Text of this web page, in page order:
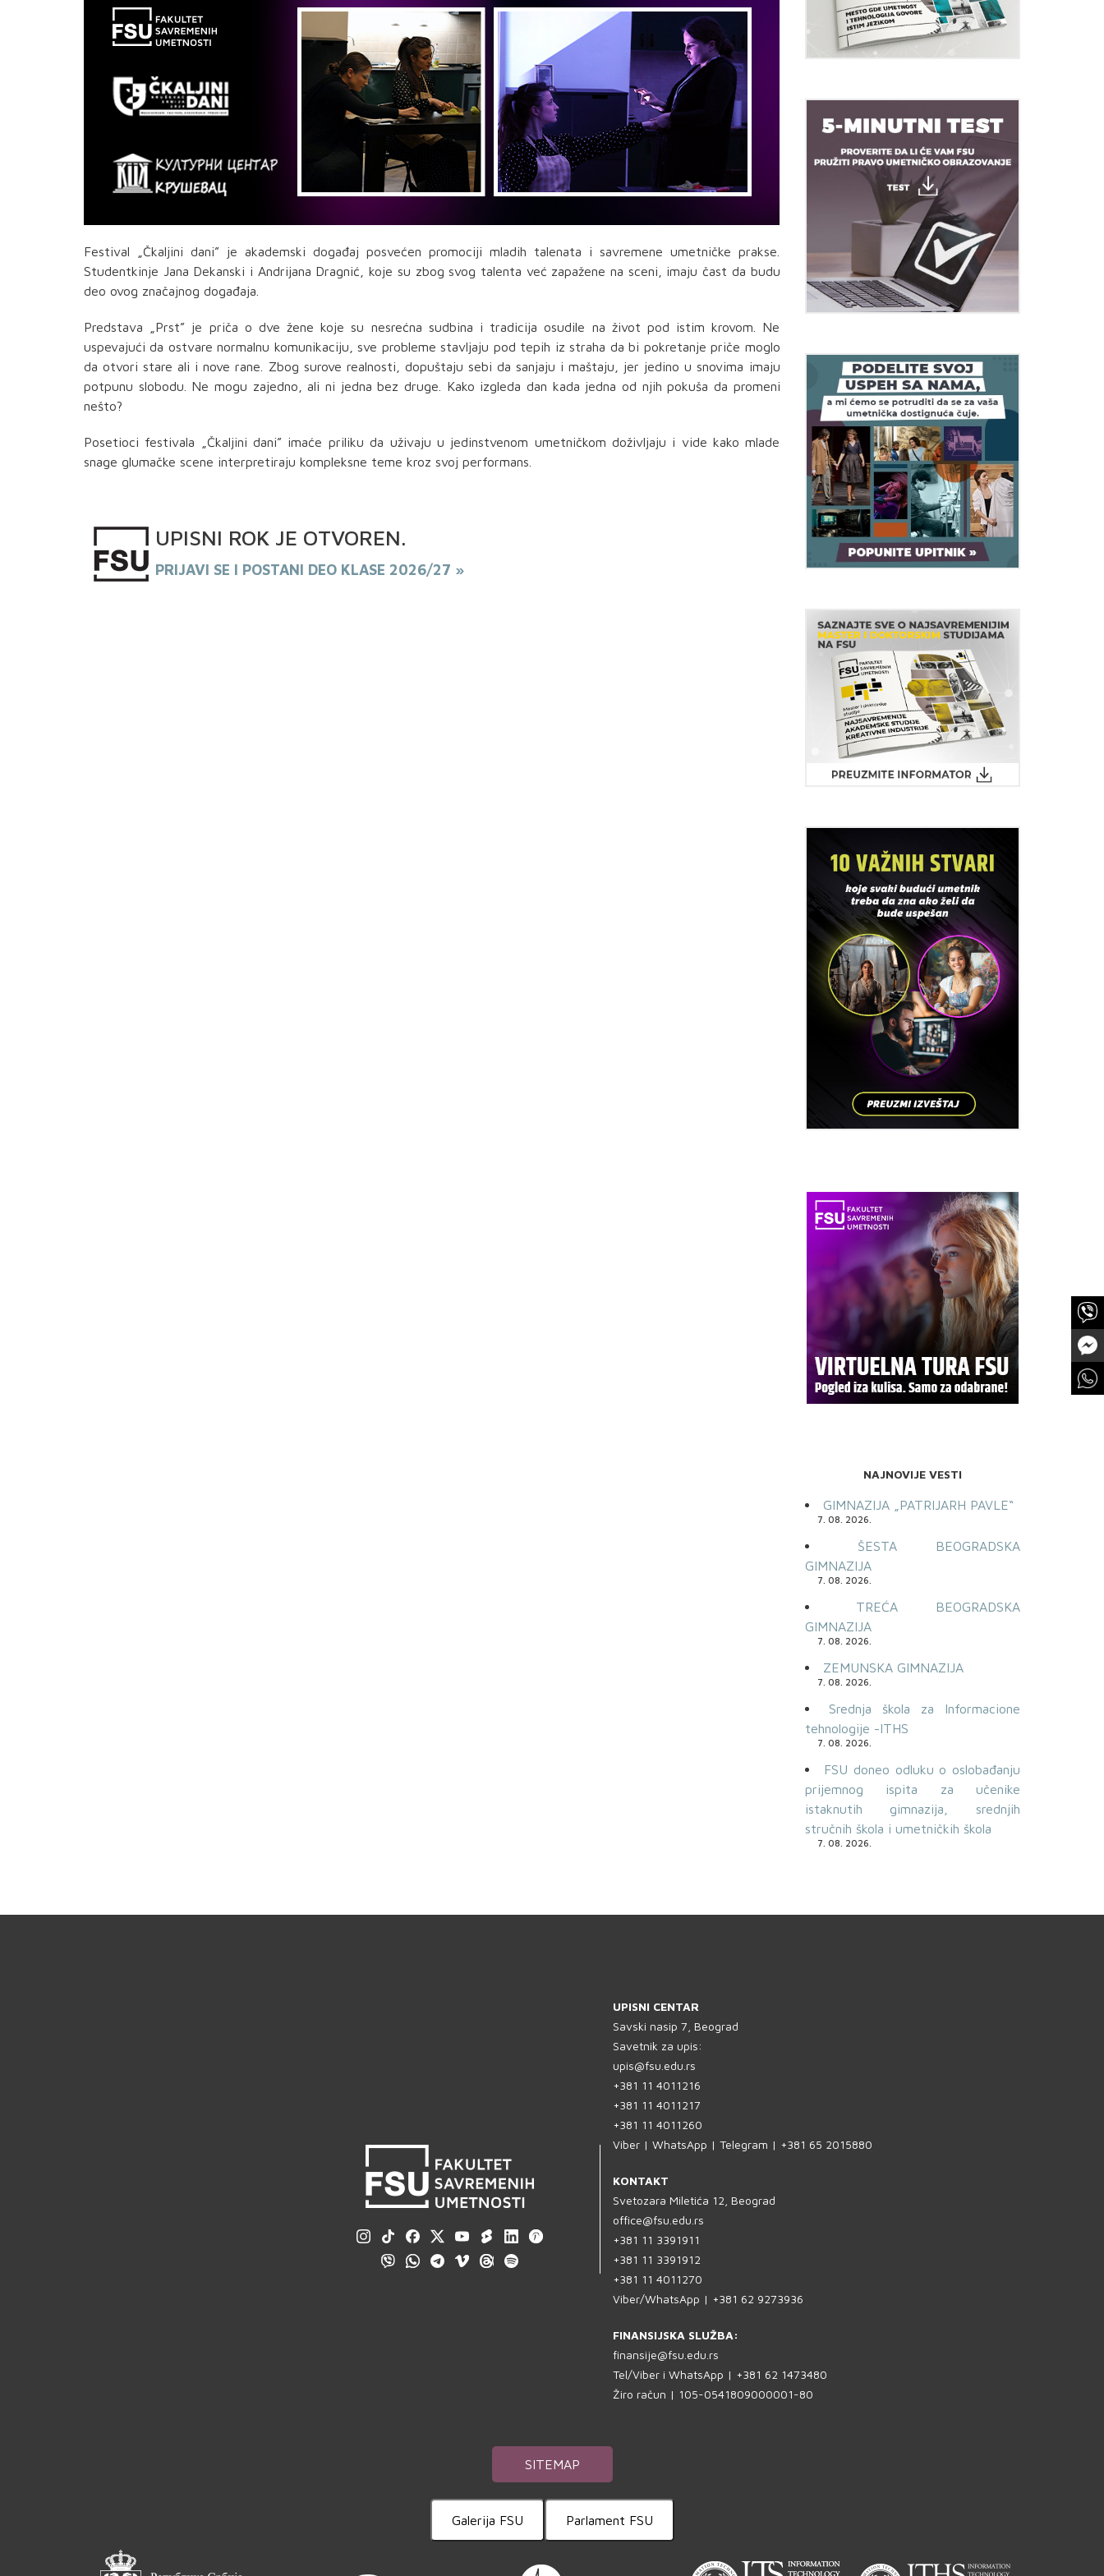
Festival „Čkaljini dani” je akademski događaj posvećen promociji mladih talenata i savremene umetničke prakse.
Studentkinje Jana Dekanski i Andrijana Dragnić, koje su zbog svog talenta već zapažene na sceni, imaju čast da budu
deo ovog značajnog događaja.
Predstava „Prst” je priča o dve žene koje su nesrećna sudbina i tradicija osudile na život pod istim krovom. Ne
uspevajući da ostvare normalnu komunikaciju, sve probleme stavljaju pod tepih iz straha da bi pokretanje priče moglo
da otvori stare ali i nove rane. Zbog surove realnosti, dopuštaju sebi da sanjaju i maštaju, jer jedino u snovima imaju
potpunu slobodu. Ne mogu zajedno, ali ni jedna bez druge. Kako izgleda dan kada jedna od njih pokuša da promeni
nešto?
Posetioci festivala „Čkaljini dani” imaće priliku da uživaju u jedinstvenom umetničkom doživljaju i vide kako mlade
snage glumačke scene interpretiraju kompleksne teme kroz svoj performans.
UPISNI ROK JE OTVOREN.
PRIJAVI SE I POSTANI DEO KLASE 2026/27 »
NAJNOVIJE VESTI
GIMNAZIJA „PATRIJARH PAVLE“
7. 08. 2026.
ŠESTA BEOGRADSKA
GIMNAZIJA
7. 08. 2026.
TREĆA BEOGRADSKA
GIMNAZIJA
7. 08. 2026.
ZEMUNSKA GIMNAZIJA
7. 08. 2026.
Srednja škola za Informacione
tehnologije -ITHS
7. 08. 2026.
FSU doneo odluku o oslobađanju
prijemnog ispita za učenike
istaknutih gimnazija, srednjih
stručnih škola i umetničkih škola
7. 08. 2026.
UPISNI CENTAR
Savski nasip 7, Beograd
Savetnik za upis:
upis@fsu.edu.rs
+381 11 4011216
+381 11 4011217
+381 11 4011260
Viber | WhatsApp | Telegram | +381 65 2015880
KONTAKT
Svetozara Miletića 12, Beograd
office@fsu.edu.rs
+381 11 3391911
+381 11 3391912
+381 11 4011270
Viber/WhatsApp | +381 62 9273936
FINANSIJSKA SLUŽBA:
finansije@fsu.edu.rs
Tel/Viber i WhatsApp | +381 62 1473480
Žiro račun | 105-0541809000001-80
SITEMAP
Galerija FSU Parlament FSU